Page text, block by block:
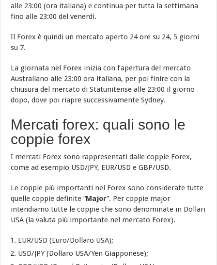
alle 23:00 (ora italiana) e continua per tutta la settimana
fino alle 23:00 del venerdì.
Il Forex è quindi un mercato aperto 24 ore su 24, 5 giorni
su 7.
La giornata nel Forex inizia con l’apertura del mercato
Australiano alle 23:00 ora italiana, per poi finire con la
chiusura del mercato di Statunitense alle 23:00 il giorno
dopo, dove poi riapre successivamente Sydney.
Mercati forex: quali sono le
coppie forex
I mercati Forex sono rappresentati dalle coppie Forex,
come ad esempio USD/JPY, EUR/USD e GBP/USD.
Le coppie più importanti nel Forex sono considerate tutte
quelle coppie definite “Major”. Per coppie major
intendiamo tutte le coppie che sono denominate in Dollari
USA (la valuta più importante nel mercato Forex).
EUR/USD (Euro/Dollaro USA);
USD/JPY (Dollaro USA/Yen Giapponese);